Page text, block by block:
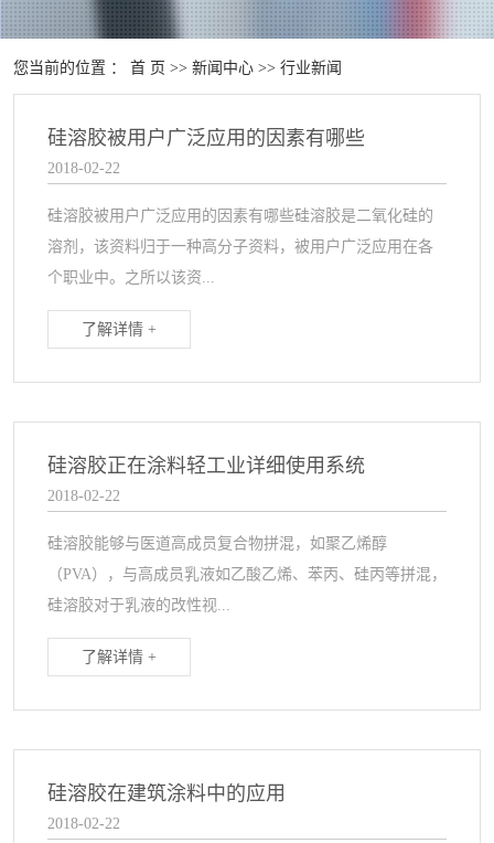
您当前的位置 ： 首 页 >> 新闻中心 >> 行业新闻
硅溶胶被用户广泛应用的因素有哪些
2018-02-22
硅溶胶被用户广泛应用的因素有哪些硅溶胶是二氧化硅的
溶剂，该资料归于一种高分子资料，被用户广泛应用在各
个职业中。之所以该资...
了解详情 +
硅溶胶正在涂料轻工业详细使用系统
2018-02-22
硅溶胶能够与医道高成员复合物拼混，如聚乙烯醇
（PVA），与高成员乳液如乙酸乙烯、苯丙、硅丙等拼混，
硅溶胶对于乳液的改性视...
了解详情 +
硅溶胶在建筑涂料中的应用
2018-02-22